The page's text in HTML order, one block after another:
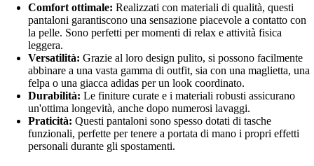
Comfort ottimale: Realizzati con materiali di qualità, questi
pantaloni garantiscono una sensazione piacevole a contatto con
la pelle. Sono perfetti per momenti di relax e attività fisica
leggera.
Versatilità: Grazie al loro design pulito, si possono facilmente
abbinare a una vasta gamma di outfit, sia con una maglietta, una
felpa o una giacca adidas per un look coordinato.
Durabilità: Le finiture curate e i materiali robusti assicurano
un'ottima longevità, anche dopo numerosi lavaggi.
Praticità: Questi pantaloni sono spesso dotati di tasche
funzionali, perfette per tenere a portata di mano i propri effetti
personali durante gli spostamenti.